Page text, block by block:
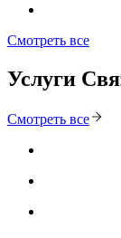
Смотреть все
Услуги
Смотреть все